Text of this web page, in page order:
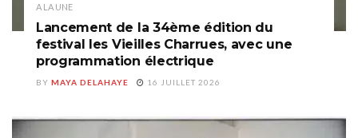
A LA UNE
Lancement de la 34ème édition du
festival les Vieilles Charrues, avec une
programmation électrique
BY MAYA DELAHAYE 16 JUILLET 2026